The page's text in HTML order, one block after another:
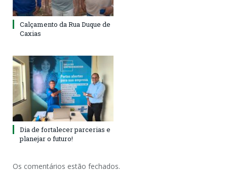
Calçamento da Rua Duque de
Caxias
Dia de fortalecer parcerias e
planejar o futuro!
Os comentários estão fechados.